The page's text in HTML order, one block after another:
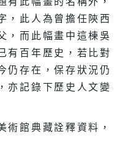
，此人為曾擔任陝西
，而此幅畫中這棟吳
有百年歷史，若比對
仍存在，保存狀況仍
亦記錄下歷史人文變
術館典藏詮釋資料，